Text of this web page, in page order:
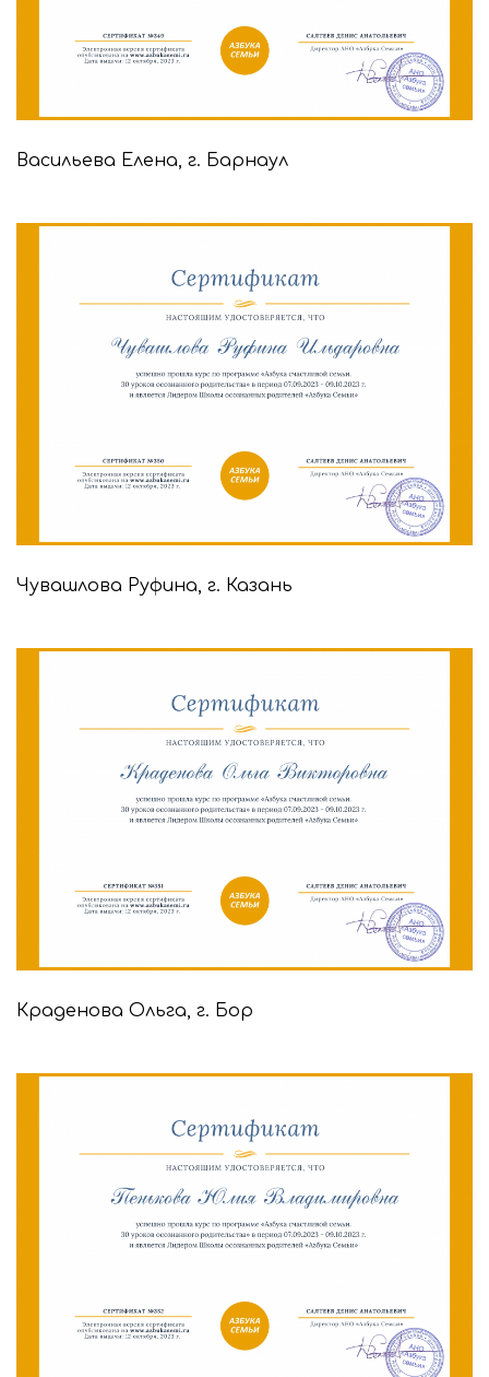
Васильева Елена, г. Барнаул
Чувашлова Руфина, г. Казань
Краденова Ольга, г. Бор